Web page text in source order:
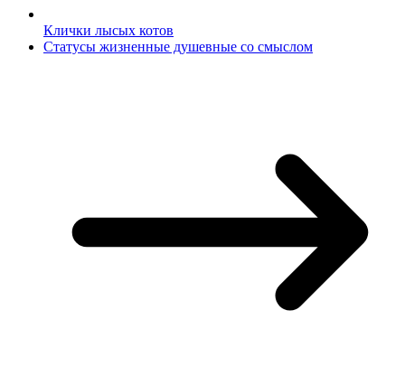
Клички лысых котов
Статусы жизненные душевные со смыслом